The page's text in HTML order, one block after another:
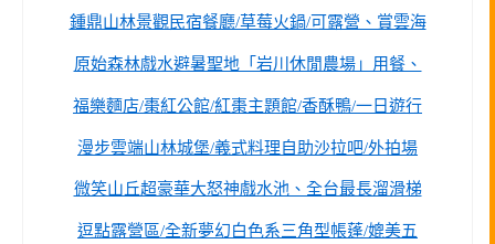
鍾鼎山林景觀民宿餐廳/草莓火鍋/可露營、賞雲海
原始森林戲水避暑聖地「岩川休閒農場」用餐、
福樂麵店/棗紅公館/紅棗主題館/香酥鴨/一日遊行
漫步雲端山林城堡/義式料理自助沙拉吧/外拍場
微笑山丘超豪華大怒神戲水池、全台最長溜滑梯
逗點露營區/全新夢幻白色系三角型帳蓬/媲美五